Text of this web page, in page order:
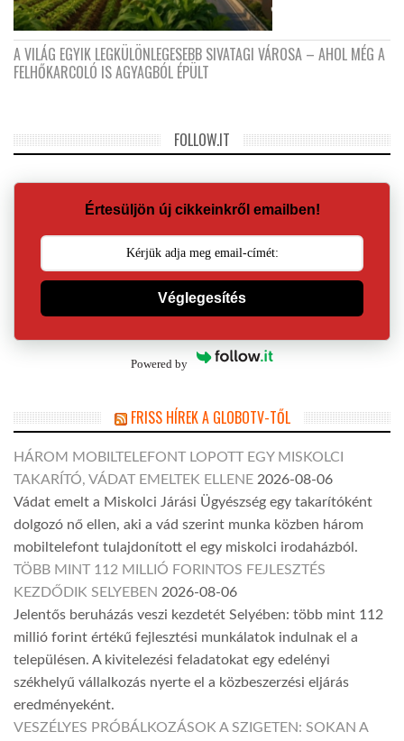
A VILÁG EGYIK LEGKÜLÖNLEGESEBB SIVATAGI VÁROSA – AHOL MÉG A
FELHŐKARCOLÓ IS AGYAGBÓL ÉPÜLT
FOLLOW.IT
Értesüljön új cikkeinkről emailben!
Véglegesítés
Powered by
FRISS HÍREK A GLOBOTV-TŐL
HÁROM MOBILTELEFONT LOPOTT EGY MISKOLCI
TAKARÍTÓ, VÁDAT EMELTEK ELLENE 2026-08-06
Vádat emelt a Miskolci Járási Ügyészség egy takarítóként
dolgozó nő ellen, aki a vád szerint munka közben három
mobiltelefont tulajdonított el egy miskolci irodaházból.
TÖBB MINT 112 MILLIÓ FORINTOS FEJLESZTÉS
KEZDŐDIK SELYEBEN 2026-08-06
Jelentős beruházás veszi kezdetét Selyében: több mint 112
millió forint értékű fejlesztési munkálatok indulnak el a
településen. A kivitelezési feladatokat egy edelényi
székhelyű vállalkozás nyerte el a közbeszerzési eljárás
eredményeként.
VESZÉLYES PRÓBÁLKOZÁSOK A SZIGETEN: SOKAN A